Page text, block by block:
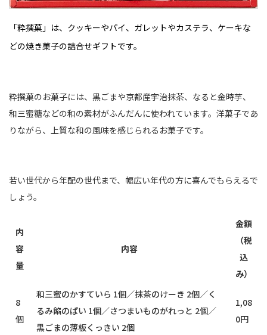
「粋撰菓」は、クッキーやパイ、ガレットやカステラ、ケーキな
どの焼き菓子の詰合せギフトです。
粋撰菓のお菓子には、黒ごまや京都産宇治抹茶、なると金時芋、
和三蜜糖などの和の素材がふんだんに使われています。洋菓子であ
りながら、上質な和の風味を感じられるお菓子です。
若い世代から年配の世代まで、幅広い年代の方に喜んでもらえるで
しょう。
内
容
量
内容
金額
（税
込
み）
8
個
和三蜜のかすていら 1個／抹茶のけーき 2個／く
るみ餡のぱい 1個／さつまいものがれっと 2個／
黒ごまの薄板くっきい 2個
1,08
0円